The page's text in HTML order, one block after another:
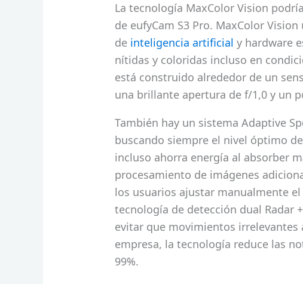
La tecnología MaxColor Vision
de eufyCam S3 Pro. MaxColor
de inteligencia artificial y hardware
nítidas y coloridas incluso en
está construido alrededor de un
una brillante apertura de f/1,0 y un
También hay un sistema Adaptive
buscando siempre el nivel óptimo
incluso ahorra energía al absorber
procesamiento de imágenes
los usuarios ajustar manualmente
tecnología de detección dual Radar
evitar que movimientos irrelevantes
empresa, la tecnología reduce las
99%.